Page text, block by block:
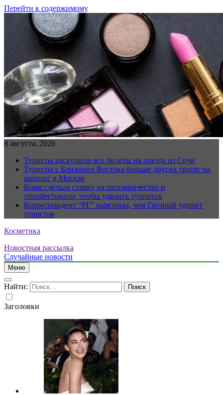
Перейти к содержимому
8 августа, 2026
Туристы раскупили все билеты на поезда из Сочи
Туристы с Ближнего Востока больше других тратят на
шопинг в Москве
Коми сделала ставку на паломничество и
этнофестивали, чтобы удвоить турпоток
Корреспондент “РГ” выяснила, чем Грозный удивит
туристов
Косметика
Новостная рассылка
Случайные новости
Меню
Найти:
Заголовки